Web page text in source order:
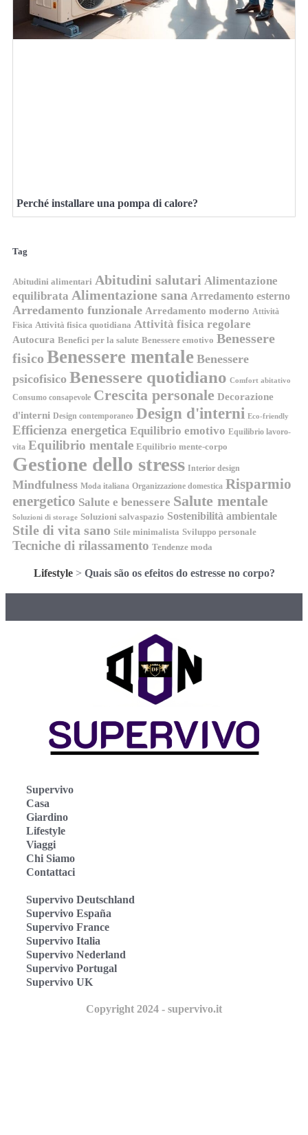
Perché installare una pompa di calore?
Tag
Abitudini alimentari Abitudini salutari Alimentazione
equilibrata Alimentazione sana Arredamento esterno
Arredamento funzionale Arredamento moderno Attività
Fisica Attività fisica quotidiana Attività fisica regolare
Autocura Benefici per la salute Benessere emotivo Benessere
fisico Benessere mentale Benessere
psicofisico Benessere quotidiano Comfort abitativo
Consumo consapevole Crescita personale Decorazione
d'interni Design contemporaneo Design d'interni Eco-friendly
Efficienza energetica Equilibrio emotivo Equilibrio lavoro-
vita Equilibrio mentale Equilibrio mente-corpo
Gestione dello stress Interior design
Mindfulness Moda italiana Organizzazione domestica Risparmio
energetico Salute e benessere Salute mentale
Soluzioni di storage Soluzioni salvaspazio Sostenibilità ambientale
Stile di vita sano Stile minimalista Sviluppo personale
Tecniche di rilassamento Tendenze moda
Lifestyle> Quais são os efeitos do estresse no corpo?
Supervivo
Casa
Giardino
Lifestyle
Viaggi
Chi Siamo
Contattaci
Supervivo Deutschland
Supervivo España
Supervivo France
Supervivo Italia
Supervivo Nederland
Supervivo Portugal
Supervivo UK
Copyright 2024 - supervivo.it